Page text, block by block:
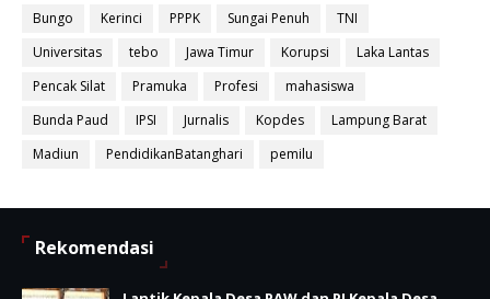
Bungo
Kerinci PPPK Sungai Penuh
TNI
Universitas
tebo Jawa Timur Korupsi
Laka Lantas
Pencak Silat
Pramuka Profesi
mahasiswa
Bunda Paud
IPSI Jurnalis Kopdes
Lampung Barat
Madiun
PendidikanBatanghari pemilu
Rekomendasi